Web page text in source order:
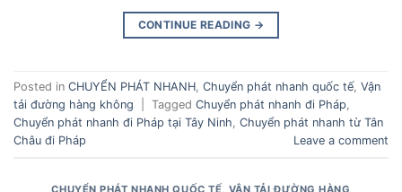
CONTINUE READING →
Posted in CHUYỂN PHÁT NHANH Chuyển phát nhanh quốc tế, Vận
tải đường hàng không
Tagged Chuyển phát nhanh đi Pháp
Chuyển phát nhanh đi Pháp tại Tây Ninh Chuyển phát nhanh từ Tân
Châu đi Pháp
Leave a comment